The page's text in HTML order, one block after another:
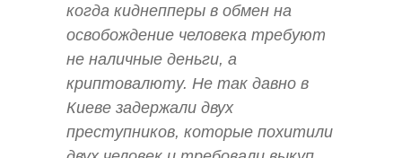
когда киднепперы в обмен на
освобождение человека требуют
не наличные деньги, а
криптовалюту. Не так давно в
Киеве задержали двух
преступников, которые похитили